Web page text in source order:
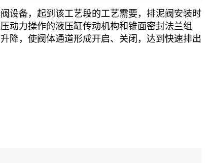
设备，起到该工艺段的工艺需要，排泥阀安装时
动力操作的液压缸传动机构和锥面密封法兰组
降，使阀体通道形成开启、关闭，达到快速排出